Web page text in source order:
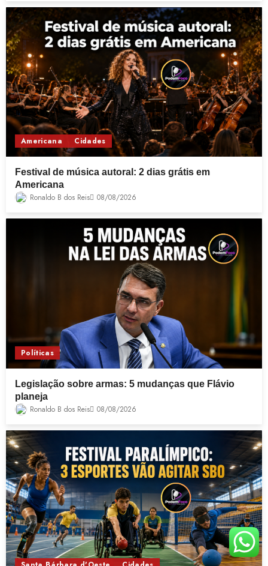
Americana Cidades
Festival de música autoral: 2 dias grátis em
Americana
Ronaldo B dos Reis 08/08/2026
Políticas
Legislação sobre armas: 5 mudanças que Flávio
planeja
Ronaldo B dos Reis 08/08/2026